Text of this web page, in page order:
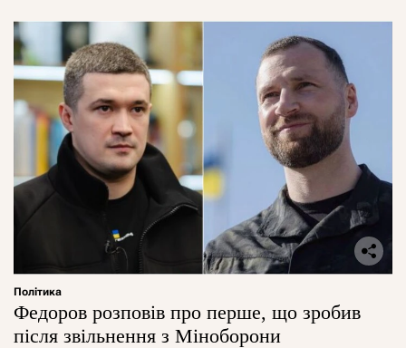
Політика
Федоров розповів про перше, що зробив
після звільнення з Міноборони